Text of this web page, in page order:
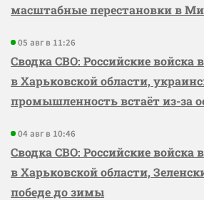
масштабные перестановки в
05 авг в 11:26
Сводка СВО: Российские войска
в Харьковской области,
промышленность встаёт из-за
04 авг в 10:46
Сводка СВО: Российские войска
в Харьковской области,
победе до зимы